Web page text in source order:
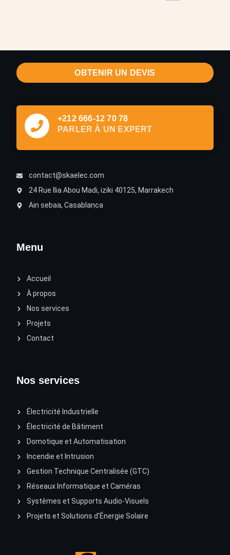
Nos services
Électricité Industrielle
Électricité de Bâtiment
Domotique et Automatisation
Incendie et Intrusion
Gestion Technique Centralisée (GTC)
Réseaux Informatique et Caméras
Systèmes et Supports Audio-Visuels
Projets et Solutions d'Énergie Solaire
Menu
Accueil
À propos
Nos services
Projets
Contact
OBTENIR UN DEVIS
+212 666-12 70 78
PARLER À UN EXPERT
contact@skaelec.com
24 Rue Ilia Abou Madi, iziki 40125, Marrakech
Ain sebaa, Casablanca